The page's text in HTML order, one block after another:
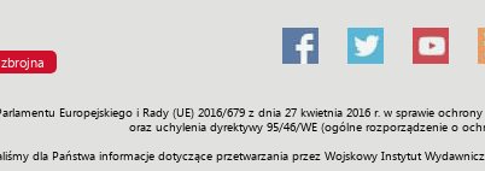
Europejskiego i Rady (UE) 2016/679 z dnia 27 kwietnia 2016 r. w sprawie
oraz uchylenia dyrektywy 95/46/WE (ogólne rozporządzenie o
dla Państwa informacje dotyczące przetwarzania przez Wojskowy Instytut
Prawo Świat Społeczność Sport Historia